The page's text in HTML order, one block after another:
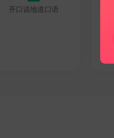
开口说地道口语